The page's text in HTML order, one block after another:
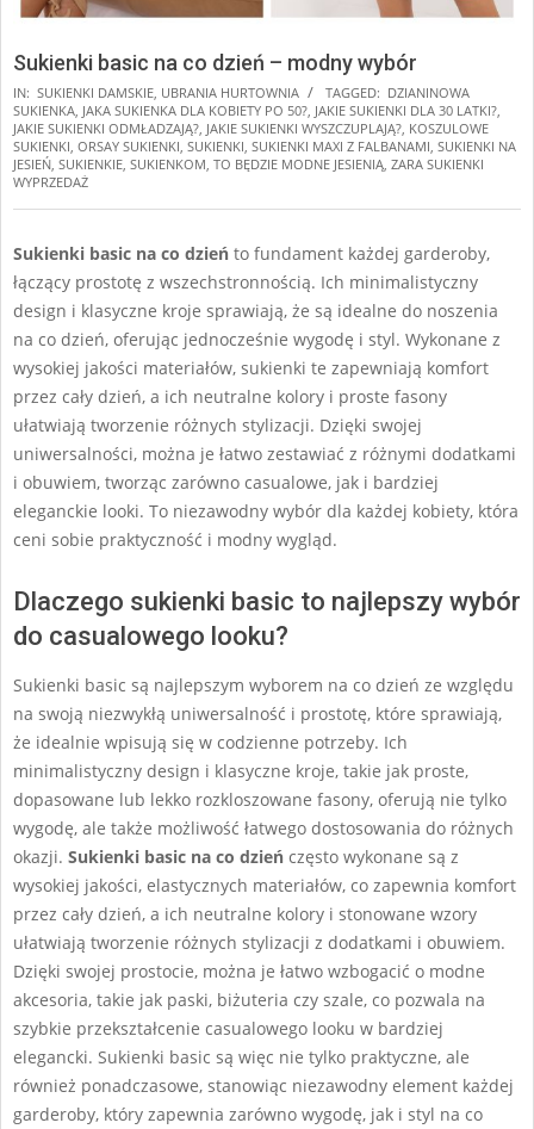
Sukienki basic na co dzień – modny wybór
IN: SUKIENKI DAMSKIE UBRANIA HURTOWNIA TAGGED: DZIANINOWA
SUKIENKA JAKA SUKIENKA DLA KOBIETY PO 50? JAKIE SUKIENKI DLA 30 LATKI?
JAKIE SUKIENKI ODMŁADZAJĄ? JAKIE SUKIENKI WYSZCZUPLAJĄ? KOSZULOWE
SUKIENKI ORSAY SUKIENKI SUKIENKI SUKIENKI MAXI Z FALBANAMI SUKIENKI NA
JESIEŃ SUKIENKIE SUKIENKOM TO BĘDZIE MODNE JESIENIĄ ZARA SUKIENKI
WYPRZEDAŻ
Sukienki basic na co dzień to fundament każdej garderoby,
łączący prostotę z wszechstronnością. Ich minimalistyczny
design i klasyczne kroje sprawiają, że są idealne do noszenia
na co dzień, oferując jednocześnie wygodę i styl. Wykonane z
wysokiej jakości materiałów, sukienki te zapewniają komfort
przez cały dzień, a ich neutralne kolory i proste fasony
ułatwiają tworzenie różnych stylizacji. Dzięki swojej
uniwersalności, można je łatwo zestawiać z różnymi dodatkami
i obuwiem, tworząc zarówno casualowe, jak i bardziej
eleganckie looki. To niezawodny wybór dla każdej kobiety, która
ceni sobie praktyczność i modny wygląd.
Dlaczego sukienki basic to najlepszy wybór
do casualowego looku?
Sukienki basic są najlepszym wyborem na co dzień ze względu
na swoją niezwykłą uniwersalność i prostotę, które sprawiają,
że idealnie wpisują się w codzienne potrzeby. Ich
minimalistyczny design i klasyczne kroje, takie jak proste,
dopasowane lub lekko rozkloszowane fasony, oferują nie tylko
wygodę, ale także możliwość łatwego dostosowania do różnych
okazji. Sukienki basic na co dzień często wykonane są z
wysokiej jakości, elastycznych materiałów, co zapewnia komfort
przez cały dzień, a ich neutralne kolory i stonowane wzory
ułatwiają tworzenie różnych stylizacji z dodatkami i obuwiem.
Dzięki swojej prostocie, można je łatwo wzbogacić o modne
akcesoria, takie jak paski, biżuteria czy szale, co pozwala na
szybkie przekształcenie casualowego looku w bardziej
elegancki. Sukienki basic są więc nie tylko praktyczne, ale
również ponadczasowe, stanowiąc niezawodny element każdej
garderoby, który zapewnia zarówno wygodę, jak i styl na co